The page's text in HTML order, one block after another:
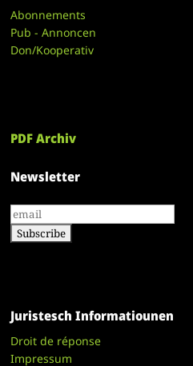
Abonnements
Pub - Annoncen
Don/Kooperativ
PDF Archiv
Newsletter
Juristesch Informatiounen
Droit de réponse
Impressum